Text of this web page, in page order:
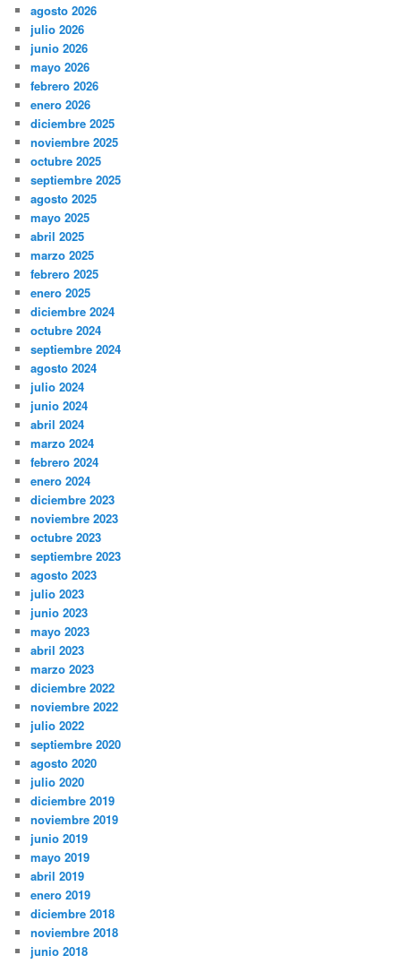
agosto 2026
julio 2026
junio 2026
mayo 2026
febrero 2026
enero 2026
diciembre 2025
noviembre 2025
octubre 2025
septiembre 2025
agosto 2025
mayo 2025
abril 2025
marzo 2025
febrero 2025
enero 2025
diciembre 2024
octubre 2024
septiembre 2024
agosto 2024
julio 2024
junio 2024
abril 2024
marzo 2024
febrero 2024
enero 2024
diciembre 2023
noviembre 2023
octubre 2023
septiembre 2023
agosto 2023
julio 2023
junio 2023
mayo 2023
abril 2023
marzo 2023
diciembre 2022
noviembre 2022
julio 2022
septiembre 2020
agosto 2020
julio 2020
diciembre 2019
noviembre 2019
junio 2019
mayo 2019
abril 2019
enero 2019
diciembre 2018
noviembre 2018
junio 2018